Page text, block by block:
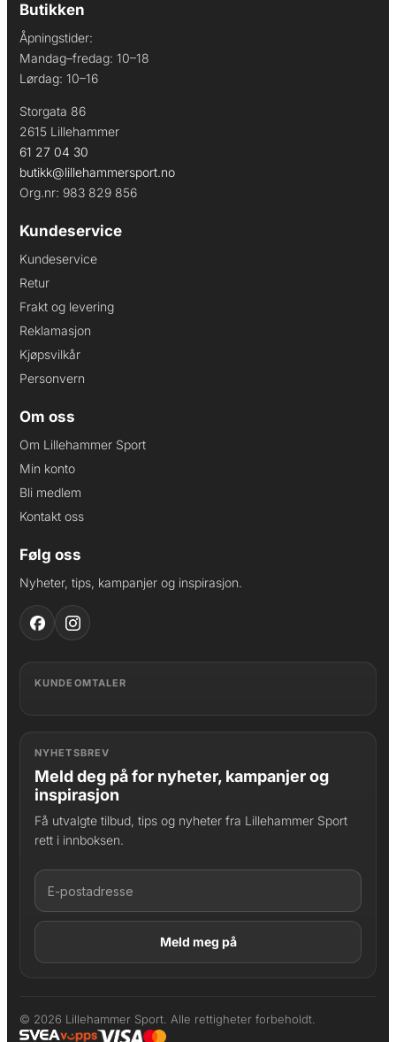
Butikken
Åpningstider:
Mandag–fredag: 10–18
Lørdag: 10–16
Storgata 86
2615 Lillehammer
61 27 04 30
butikk@lillehammersport.no
Org.nr: 983 829 856
Kundeservice
Kundeservice
Retur
Frakt og levering
Reklamasjon
Kjøpsvilkår
Personvern
Om oss
Om Lillehammer Sport
Min konto
Bli medlem
Kontakt oss
Følg oss
Nyheter, tips, kampanjer og inspirasjon.
KUNDEOMTALER
NYHETSBREV
Meld deg på for nyheter, kampanjer og
inspirasjon
Få utvalgte tilbud, tips og nyheter fra Lillehammer Sport
rett i innboksen.
© 2026 Lillehammer Sport. Alle rettigheter forbeholdt.
LAGT I HANDLEKURV
Produktet er lagt til